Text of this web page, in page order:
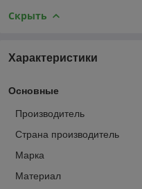
Скрыть
Характеристики
Основные
Производитель
Страна производитель
Марка
Материал